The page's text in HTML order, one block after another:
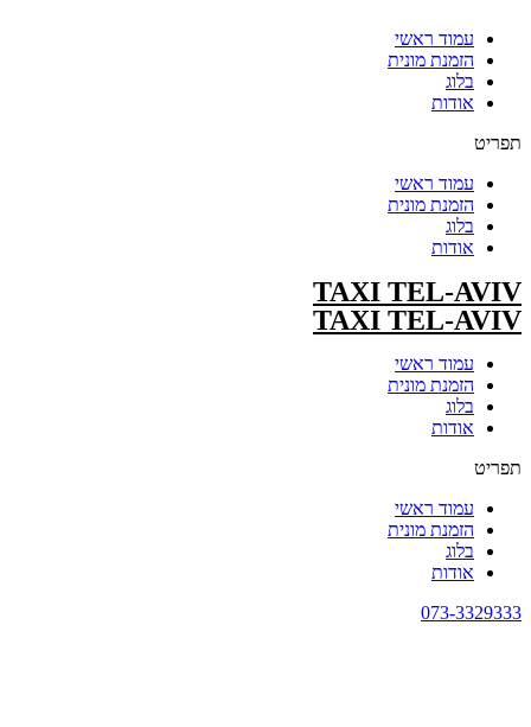
עמוד ראשי
הזמנת מונית
בלוג
אודות
תפריט
עמוד ראשי
הזמנת מונית
בלוג
אודות
TAXI TEL-AVIV
TAXI TEL-AVIV
עמוד ראשי
הזמנת מונית
בלוג
אודות
תפריט
עמוד ראשי
הזמנת מונית
בלוג
אודות
073-3329333